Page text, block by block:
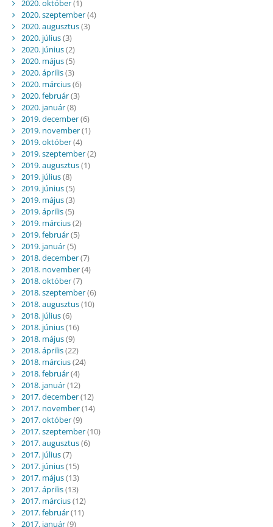
2020. október(1)
2020. szeptember(4)
2020. augusztus(3)
2020. július(3)
2020. június(2)
2020. május(5)
2020. április(3)
2020. március(6)
2020. február(3)
2020. január(8)
2019. december(6)
2019. november(1)
2019. október(4)
2019. szeptember(2)
2019. augusztus(1)
2019. július(8)
2019. június(5)
2019. május(3)
2019. április(5)
2019. március(2)
2019. február(5)
2019. január(5)
2018. december(7)
2018. november(4)
2018. október(7)
2018. szeptember(6)
2018. augusztus(10)
2018. július(6)
2018. június(16)
2018. május(9)
2018. április(22)
2018. március(24)
2018. február(4)
2018. január(12)
2017. december(12)
2017. november(14)
2017. október(9)
2017. szeptember(10)
2017. augusztus(6)
2017. július(7)
2017. június(15)
2017. május(13)
2017. április(13)
2017. március(12)
2017. február(11)
2017. január(9)